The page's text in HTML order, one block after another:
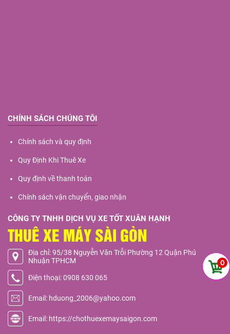
CHÍNH SÁCH CHÚNG TÔI
Chính sách và quy định
Quy Định Khi Thuê Xe
Quy định về thanh toán
Chính sách vận chuyển, giao nhận
CÔNG TY TNHH DỊCH VỤ XE TỐT XUÂN HẠNH
THUÊ XE MÁY SÀI GÒN
Địa chỉ: 95/38 Nguyễn Văn Trỗi Phường 12 Quận Phú
Nhuận TPHCM
Điện thoại: 0908 630 065
Email: hduong_2006@yahoo.com
Email: https://chothuexemaysaigon.com
0